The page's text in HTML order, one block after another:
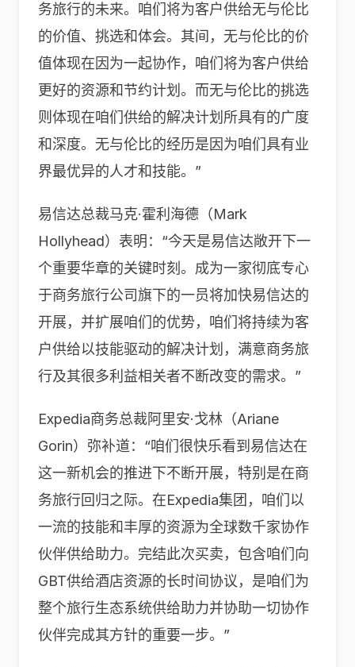
务旅行的未来。咱们将为客户供给无与伦比
的价值、挑选和体会。其间，无与伦比的价
值体现在因为一起协作，咱们将为客户供给
更好的资源和节约计划。而无与伦比的挑选
则体现在咱们供给的解决计划所具有的广度
和深度。无与伦比的经历是因为咱们具有业
界最优异的人才和技能。”
易信达总裁马克·霍利海德（Mark
Hollyhead）表明：“今天是易信达敞开下一
个重要华章的关键时刻。成为一家彻底专心
于商务旅行公司旗下的一员将加快易信达的
开展，并扩展咱们的优势，咱们将持续为客
户供给以技能驱动的解决计划，满意商务旅
行及其很多利益相关者不断改变的需求。”
Expedia商务总裁阿里安·戈林（Ariane
Gorin）弥补道：“咱们很快乐看到易信达在
这一新机会的推进下不断开展，特别是在商
务旅行回归之际。在Expedia集团，咱们以
一流的技能和丰厚的资源为全球数千家协作
伙伴供给助力。完结此次买卖，包含咱们向
GBT供给酒店资源的长时间协议，是咱们为
整个旅行生态系统供给助力并协助一切协作
伙伴完成其方针的重要一步。”